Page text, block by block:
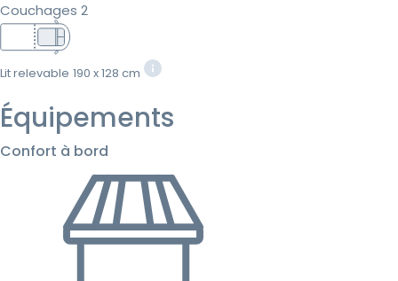
Couchages 2
Lit relevable 190 x 128 cm
Équipements
Confort à bord